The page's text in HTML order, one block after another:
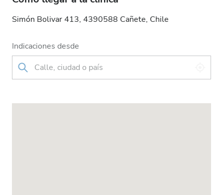
Simón Bolivar 413, 4390588 Cañete, Chile
Indicaciones desde